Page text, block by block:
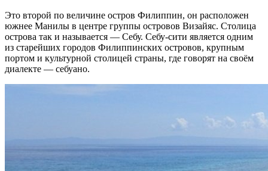
Это второй по величине остров Филиппин, он расположен
южнее Манилы в центре группы островов Визайяс. Столица
острова так и называется — Себу. Себу-сити является одним
из старейших городов Филиппинских островов, крупным
портом и культурной столицей страны, где говорят на своём
диалекте — себуано.